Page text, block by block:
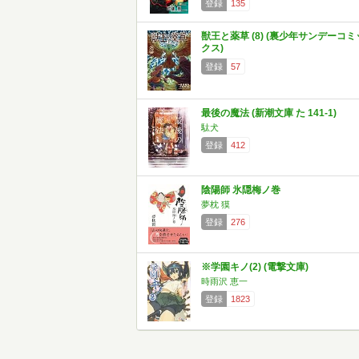
登録 135
獣王と薬草 (8) (裏少年サンデーコミ
クス)
登録 57
最後の魔法 (新潮文庫 た 141-1)
駄犬
登録
412
陰陽師 氷隠梅ノ巻
夢枕 獏
登録
276
※学園キノ(2) (電撃文庫)
時雨沢 恵一
登録
1823